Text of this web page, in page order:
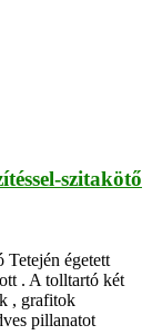
szitakötő
égetett
. A tolltartó két
, grafitok
pillanatot